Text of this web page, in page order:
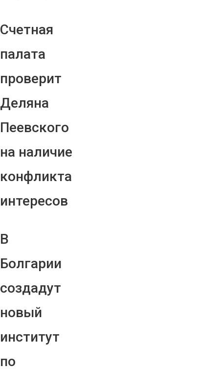
Счетная
палата
проверит
Деляна
Пеевского
на наличие
конфликта
интересов
В
Болгарии
создадут
новый
институт
по